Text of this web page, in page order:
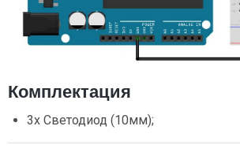
Комплектация
3х Светодиод (10мм);